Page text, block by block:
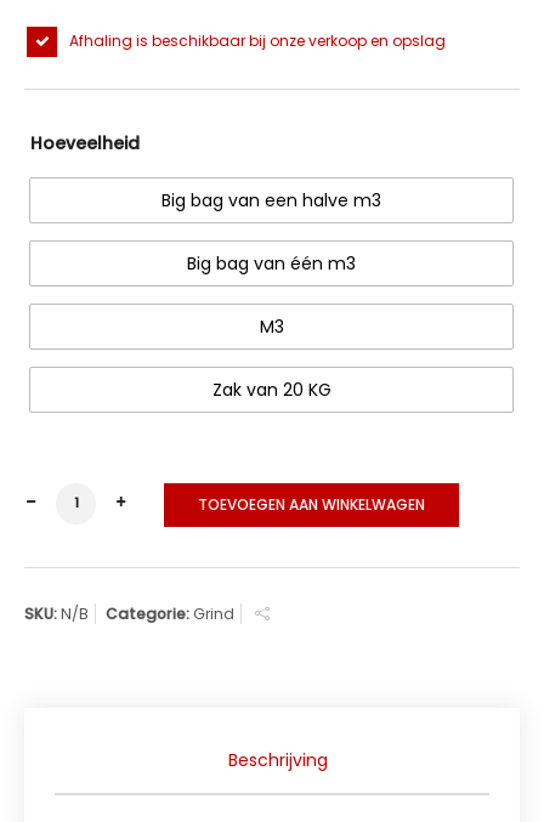
Afhaling is beschikbaar bij onze verkoop en opslag
Hoeveelheid
Big bag van een halve m3
Big bag van één m3
M3
Zak van 20 KG
Basalt Edelsplit 8/16 hoeveelheid
TOEVOEGEN AAN WINKELWAGEN
SKU:N/B Categorie: Grind
Beschrijving